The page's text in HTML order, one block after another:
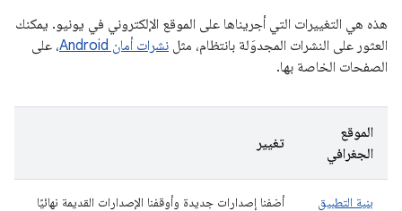
هذه هي التغييرات التي أجريناها على الموقع الإلكتروني في يونيو. يمكنك
العثور على النشرات المجدوَلة بانتظام، مثل نشرات أمان Android
، على
الصفحات الخاصة بها.
الموقع
الجغرافي
تغيير
بنية التطبيق
أضفنا إصدارات جديدة وأوقفنا الإصدارات القديمة نهائيًا